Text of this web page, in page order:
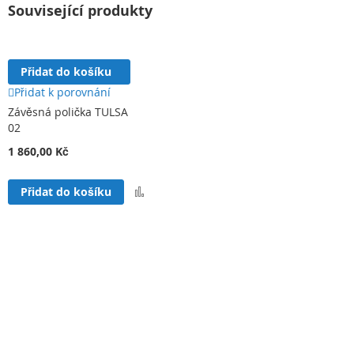
Související produkty
Přidat do košíku
Přidat k porovnání
Závěsná polička TULSA
02
1 860,00 Kč
Přidat do košíku